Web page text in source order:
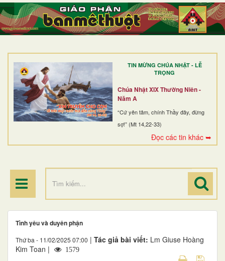
TIN MỪNG CHÚA NHẬT - LỄ
TRỌNG
Chúa Nhật XIX Thường Niên -
Năm A
“Cứ yên tâm, chính Thầy đây, đừng
sợ!” (Mt 14,22-33)
Đọc các tin khác ➥
TRANG NHẤT
GIỚI THIỆU
DÒNG TU
BAN MỤC VỤ
ĐOÀN THỂ CG
ĐIỂM HÀNH HƯƠNG
Tình yêu và duyên phận
Thứ ba - 11/02/2025 07:00 | Tác giả bài viết: Lm Giuse Hoàng
Kim Toan |
1579